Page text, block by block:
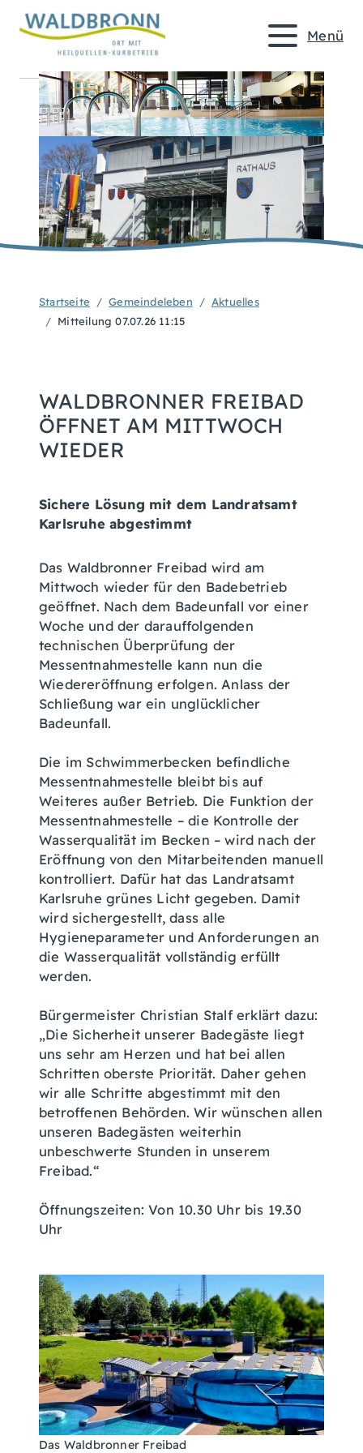
Menü
Startseite Gemeindeleben
Aktuelles
Mitteilung 07.07.26 11:15
WALDBRONNER FREIBAD
ÖFFNET AM MITTWOCH
WIEDER
Sichere Lösung mit dem Landratsamt
Karlsruhe abgestimmt
Das Waldbronner Freibad wird am
Mittwoch wieder für den Badebetrieb
geöffnet. Nach dem Badeunfall vor einer
Woche und der darauffolgenden
technischen Überprüfung der
Messentnahmestelle kann nun die
Wiedereröffnung erfolgen. Anlass der
Schließung war ein unglücklicher
Badeunfall.
Die im Schwimmerbecken befindliche
Messentnahmestelle bleibt bis auf
Weiteres außer Betrieb. Die Funktion der
Messentnahmestelle – die Kontrolle der
Wasserqualität im Becken – wird nach der
Eröffnung von den Mitarbeitenden manuell
kontrolliert. Dafür hat das Landratsamt
Karlsruhe grünes Licht gegeben. Damit
wird sichergestellt, dass alle
Hygieneparameter und Anforderungen an
die Wasserqualität vollständig erfüllt
werden.
Bürgermeister Christian Stalf erklärt dazu:
„Die Sicherheit unserer Badegäste liegt
uns sehr am Herzen und hat bei allen
Schritten oberste Priorität. Daher gehen
wir alle Schritte abgestimmt mit den
betroffenen Behörden. Wir wünschen allen
unseren Badegästen weiterhin
unbeschwerte Stunden in unserem
Freibad.“
Öffnungszeiten: Von 10.30 Uhr bis 19.30
Uhr
Das Waldbronner Freibad